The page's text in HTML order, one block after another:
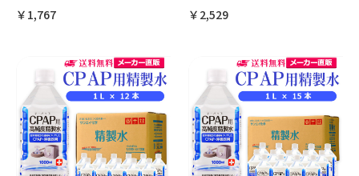
￥1,767 ￥2,529